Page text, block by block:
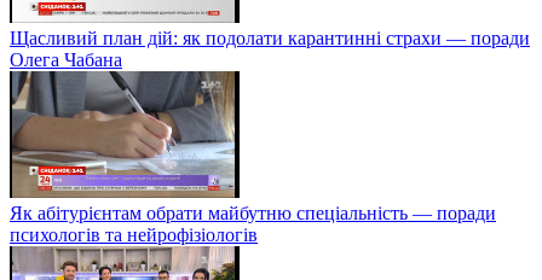
Щасливий план дій: як подолати карантинні страхи — поради
Олега Чабана
Як абітурієнтам обрати майбутню спеціальність — поради
психологів та нейрофізіологів